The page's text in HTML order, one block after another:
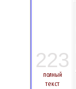
223
полный
текст